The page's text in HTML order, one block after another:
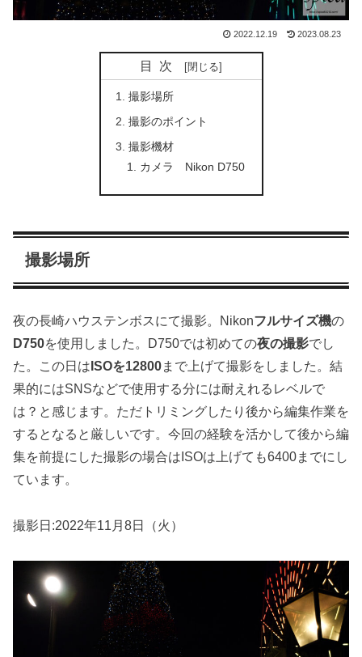
2022.12.19 2023.08.23
目次
撮影場所
撮影のポイント
撮影機材
カメラ Nikon D750
撮影場所
夜の長崎ハウステンボスにて撮影。Nikonフルサイズ機の
D750を使用しました。D750では初めての夜の撮影でし
た。この日は ISOを12800まで上げて撮影をしました。結
果的にはSNSなどで使用する分には耐えれるレベルで
は？と感じます。ただトリミングしたり後から編集作業を
するとなると厳しいです。今回の経験を活かして後から編
集を前提にした撮影の場合はISOは上げても6400までにし
ています。
撮影日:2022年11月8日（火）